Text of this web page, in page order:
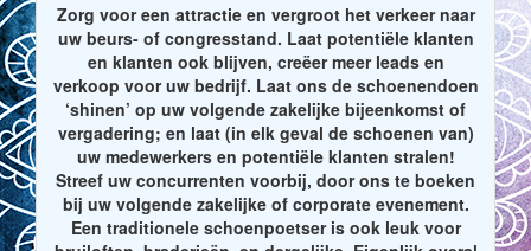
Zorg voor een attractie en vergroot het verkeer naar
uw beurs- of congresstand. Laat potentiële klanten
en klanten ook blijven, creëer meer leads en
verkoop voor uw bedrijf. Laat ons de schoenendoen
‘shinen’ op uw volgende zakelijke bijeenkomst of
vergadering; en laat (in elk geval de schoenen van)
uw medewerkers en potentiële klanten stralen!
Streef uw concurrenten voorbij, door ons te boeken
bij uw volgende zakelijke of corporate evenement.
Een traditionele schoenpoetser is ook leuk voor